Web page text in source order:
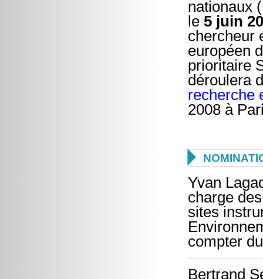
nationaux
le 5 juin
chercheur
européen
prioritaire
déroulera
recherche
2008 à

Yvan
charge
sites
compter
Bertrand